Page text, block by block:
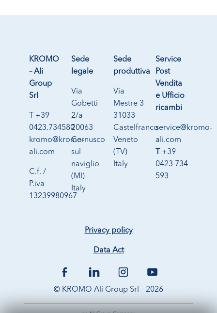
KROMO
– Ali
Group
Srl
T +39
0423.734580
kromo@kromo-
ali.com
C.f. /
P.iva
13239980967
Sede
legale
Via
Gobetti
2/a
20063
Cernusco
sul
naviglio
(MI)
Italy
Sede
produttiva
Via
Mestre 3
31033
Castelfranco
Veneto
(TV)
Italy
Service
Post
Vendita
e Ufficio
ricambi
service@kromo-
ali.com
T +39
0423 734
593
Privacy policy
Data Act
© KROMO Ali Group Srl – 2026